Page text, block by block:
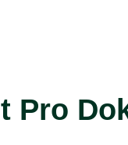
Pro